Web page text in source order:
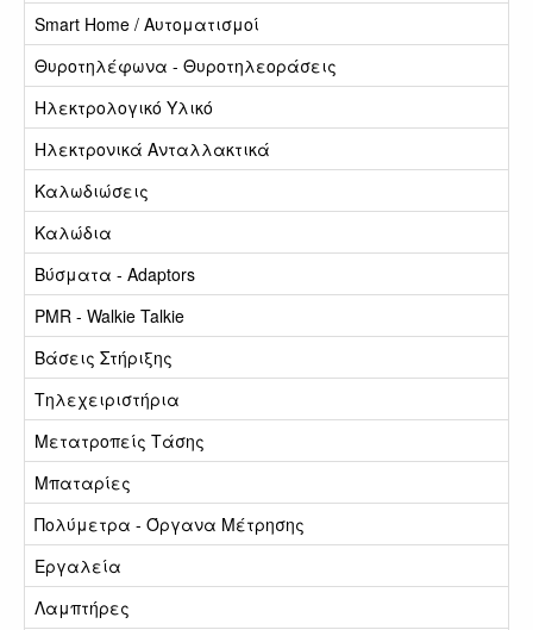
Smart Home / Αυτοματισμοί
Θυροτηλέφωνα - Θυροτηλεοράσεις
Ηλεκτρολογικό Υλικό
Ηλεκτρονικά Ανταλλακτικά
Καλωδιώσεις
Καλώδια
Βύσματα - Adaptors
PMR - Walkie Talkie
Βάσεις Στήριξης
Τηλεχειριστήρια
Μετατροπείς Τάσης
Μπαταρίες
Πολύμετρα - Όργανα Μέτρησης
Εργαλεία
Λαμπτήρες